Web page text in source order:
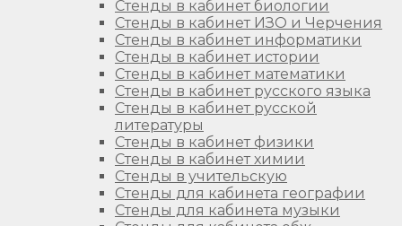
Стенды в кабинет биологии
Стенды в кабинет ИЗО и Черчения
Стенды в кабинет информатики
Стенды в кабинет истории
Стенды в кабинет математики
Стенды в кабинет русского языка
Стенды в кабинет русской
литературы
Стенды в кабинет физики
Стенды в кабинет химии
Стенды в учительскую
Стенды для кабинета географии
Стенды для кабинета музыки